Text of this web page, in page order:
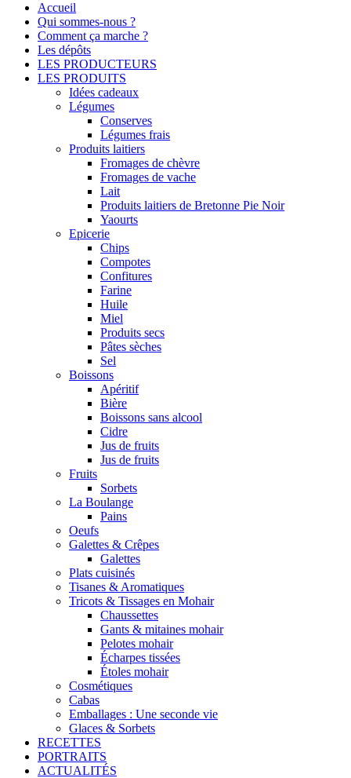
Accueil
Qui sommes-nous ?
Comment ça marche ?
Les dépôts
LES PRODUCTEURS
LES PRODUITS
Idées cadeaux
Légumes
Conserves
Légumes frais
Produits laitiers
Fromages de chèvre
Fromages de vache
Lait
Produits laitiers de Bretonne Pie Noir
Yaourts
Epicerie
Chips
Compotes
Confitures
Farine
Huile
Miel
Produits secs
Pâtes sèches
Sel
Boissons
Apéritif
Bière
Boissons sans alcool
Cidre
Jus de fruits
Jus de fruits
Fruits
Sorbets
La Boulange
Pains
Oeufs
Galettes & Crêpes
Galettes
Plats cuisinés
Tisanes & Aromatiques
Tricots & Tissages en Mohair
Chaussettes
Gants & mitaines mohair
Pelotes mohair
Écharpes tissées
Étoles mohair
Cosmétiques
Cabas
Emballages : Une seconde vie
Glaces & Sorbets
RECETTES
PORTRAITS
ACTUALITÉS